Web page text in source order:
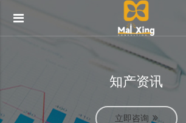
知产资讯
立即咨询